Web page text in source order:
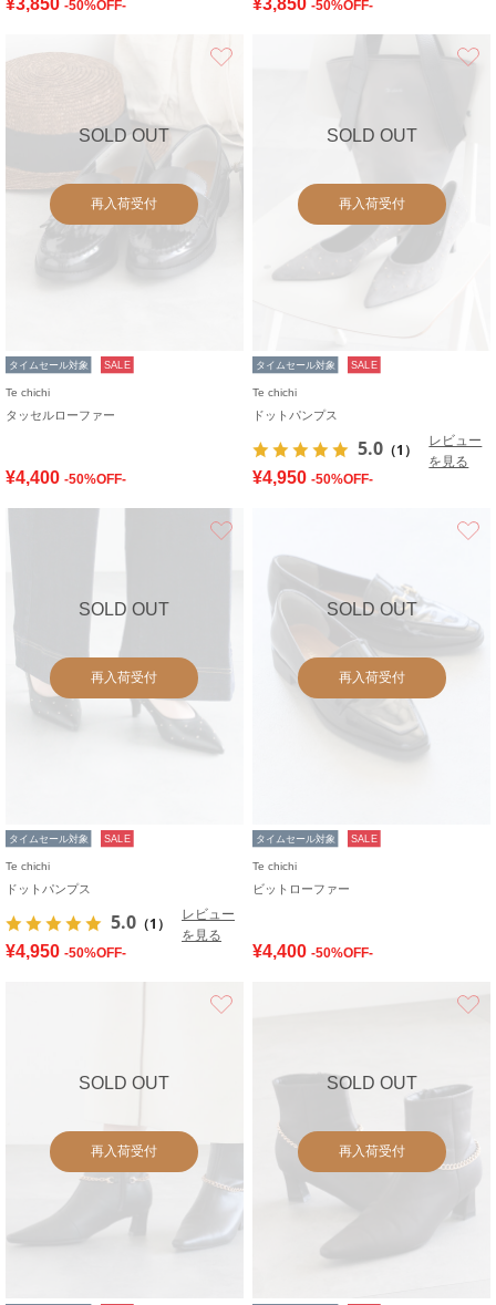
¥3,850 -50%OFF- ¥3,850 -50%OFF-
SOLD OUT
再入荷受付
タイムセール対象 SALE
Te chichi
タッセルローファー
¥4,400 -50%OFF-
SOLD OUT
再入荷受付
タイムセール対象 SALE
Te chichi
ドットパンプス
5.0 （1）
レビュー
を見る
¥4,950 -50%OFF-
SOLD OUT
再入荷受付
タイムセール対象 SALE
Te chichi
ドットパンプス
5.0 （1）
レビュー
を見る
¥4,950 -50%OFF-
SOLD OUT
再入荷受付
タイムセール対象 SALE
Te chichi
ビットローファー
¥4,400 -50%OFF-
SOLD OUT
再入荷受付
SOLD OUT
再入荷受付